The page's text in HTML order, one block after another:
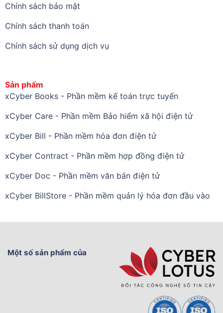
Chính sách bảo mật
Chính sách thanh toán
Chính sách sử dụng dịch vụ
Sản phẩm
xCyber Books - Phần mềm kế toán trực tuyến
xCyber Care - Phần mềm Bảo hiểm xã hội điện tử
xCyber Bill - Phần mềm hóa đơn điện tử
xCyber Contract - Phần mềm hợp đồng điện tử
xCyber Doc - Phần mềm văn bản điện tử
xCyber BillStore - Phần mềm quản lý hóa đơn đầu vào
Một số sản phẩm của